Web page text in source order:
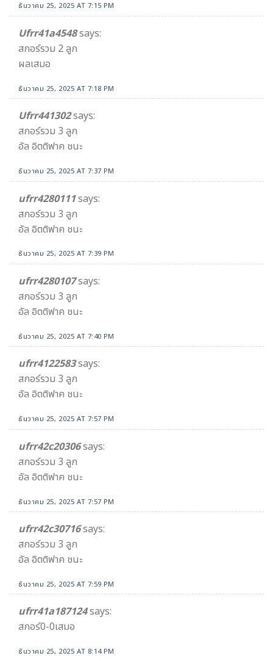
ธันวาคม 25, 2025 AT 7:15 PM
Ufrr41a4548says:
สกอร์รวม 2 ลูก
ผลเสมอ
ธันวาคม 25, 2025 AT 7:18 PM
Ufrr441302says:
สกอร์รวม 3 ลูก
อัล อิตติฟาค ชนะ
ธันวาคม 25, 2025 AT 7:37 PM
ufrr4280111says:
สกอร์รวม 3 ลูก
อัล อิตติฟาค ชนะ
ธันวาคม 25, 2025 AT 7:39 PM
ufrr4280107says:
สกอร์รวม 3 ลูก
อัล อิตติฟาค ชนะ
ธันวาคม 25, 2025 AT 7:40 PM
ufrr4122583says:
สกอร์รวม 3 ลูก
อัล อิตติฟาค ชนะ
ธันวาคม 25, 2025 AT 7:57 PM
ufrr42c20306says:
สกอร์รวม 3 ลูก
อัล อิตติฟาค ชนะ
ธันวาคม 25, 2025 AT 7:57 PM
ufrr42c30716says:
สกอร์รวม 3 ลูก
อัล อิตติฟาค ชนะ
ธันวาคม 25, 2025 AT 7:59 PM
ufrr41a187124says:
สกอร์0-0เสมอ
ธันวาคม 25, 2025 AT 8:14 PM